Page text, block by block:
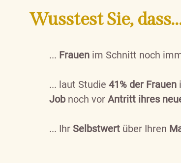
Wusstest Sie,
... Frauen im Schnitt noch
... laut Studie 41% der Frauen
Job noch vor Antritt ihres
... Ihr Selbstwertüber Ihren